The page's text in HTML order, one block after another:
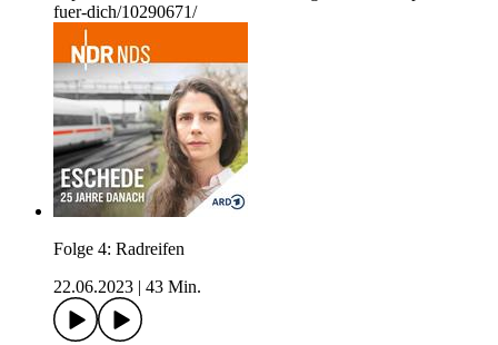
fuer-dich/10290671/
Folge 4: Radreifen
22.06.2023
43 Min.